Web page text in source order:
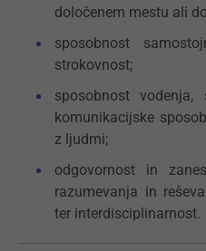
določenem mestu ali
sposobnost
strokovnost;
sposobnost vodenja,
komunikacijske
z ljudmi;
odgovornost in
razumevanja in
ter interdisciplinarnost.